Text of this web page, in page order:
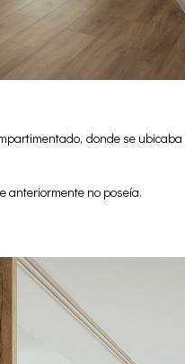
donde se
anteriormente no poseía.